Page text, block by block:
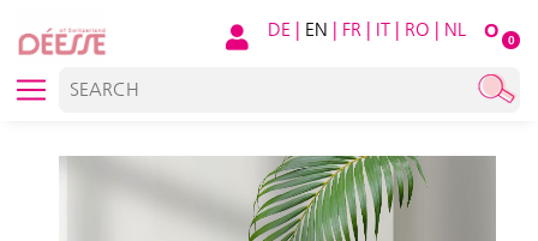
O 0
DE | EN | FR | IT | RO | NL